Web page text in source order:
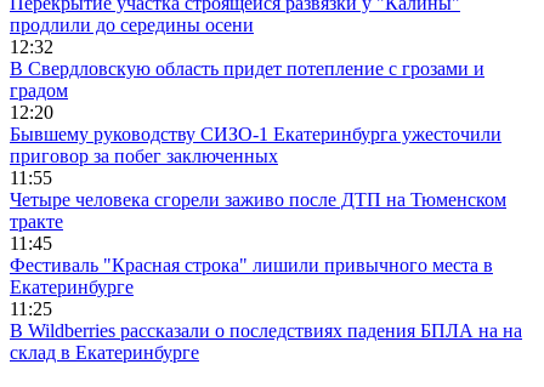
продлили до середины осени
12:32
В Свердловскую область придет потепление с грозами и
градом
12:20
Бывшему руководству СИЗО-1 Екатеринбурга ужесточили
приговор за побег заключенных
11:55
Четыре человека сгорели заживо после ДТП на Тюменском
тракте
11:45
Фестиваль "Красная строка" лишили привычного места в
Екатеринбурге
11:25
В Wildberries рассказали о последствиях падения БПЛА на на
склад в Екатеринбурге